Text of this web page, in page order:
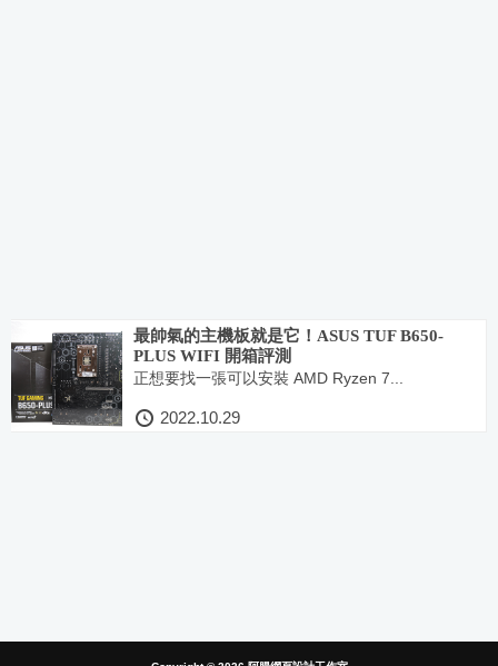
最帥氣的主機板就是它！ASUS TUF B650-
PLUS WIFI 開箱評測
正想要找一張可以安裝 AMD Ryzen 7...
2022.10.29